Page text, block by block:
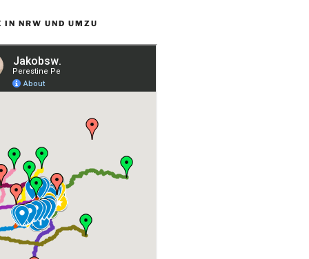
IN NRW UND UMZU